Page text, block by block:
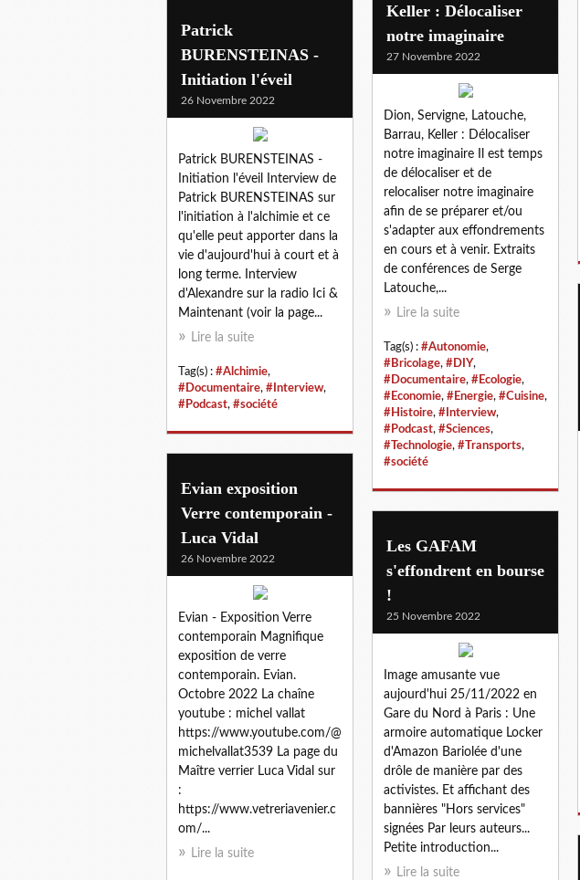
Keller : Délocaliser
notre imaginaire
27 Novembre 2022
Dion, Servigne, Latouche,
Barrau, Keller : Délocaliser
notre imaginaire Il est temps
de délocaliser et de
relocaliser notre imaginaire
afin de se préparer et/ou
s'adapter aux effondrements
en cours et à venir. Extraits
de conférences de Serge
Latouche,...
Lire la suite
Tag(s) : #Autonomie,
#Bricolage, #DIY,
#Documentaire, #Ecologie,
#Economie, #Energie, #Cuisine,
#Histoire, #Interview,
#Podcast, #Sciences,
#Technologie, #Transports,
#société
Patrick
BURENSTEINAS -
Initiation l'éveil
26 Novembre 2022
Patrick BURENSTEINAS -
Initiation l'éveil Interview de
Patrick BURENSTEINAS sur
l'initiation à l'alchimie et ce
qu'elle peut apporter dans la
vie d'aujourd'hui à court et à
long terme. Interview
d'Alexandre sur la radio Ici &
Maintenant (voir la page...
Lire la suite
Tag(s) : #Alchimie,
#Documentaire, #Interview,
#Podcast, #société
Evian exposition
Verre contemporain -
Luca Vidal
26 Novembre 2022
Evian - Exposition Verre
contemporain Magnifique
exposition de verre
contemporain. Evian.
Octobre 2022 La chaîne
youtube : michel vallat
https://www.youtube.com/@
michelvallat3539 La page du
Maître verrier Luca Vidal sur
:
https://www.vetreriavenier.c
om/...
Lire la suite
Les GAFAM
s'effondrent en bourse
!
25 Novembre 2022
Image amusante vue
aujourd'hui 25/11/2022 en
Gare du Nord à Paris : Une
armoire automatique Locker
d'Amazon Bariolée d'une
drôle de manière par des
activistes. Et affichant des
bannières "Hors services"
signées Par leurs auteurs...
Petite introduction...
Lire la suite